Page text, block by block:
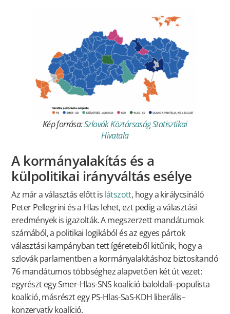
Kép forrása:Szlovák Köztársaság Statisztikai
Hivatala
A kormányalakítás és a
külpolitikai irányváltás esélye
Az már a választás előtt is látszott, hogy a királycsináló
Peter Pellegrini és a Hlas lehet, ezt pedig a választási
eredmények is igazolták. A megszerzett mandátumok
számából, a politikai logikából és az egyes pártok
választási kampányban tett ígéreteiből kitűnik, hogy a
szlovák parlamentben a kormányalakításhoz biztosítandó
76 mandátumos többséghez alapvetően két út vezet:
egyrészt egy Smer-Hlas-SNS koalíció baloldali–populista
koalíció, másrészt egy PS-Hlas-SaS-KDH liberális–
konzervatív koalíció.